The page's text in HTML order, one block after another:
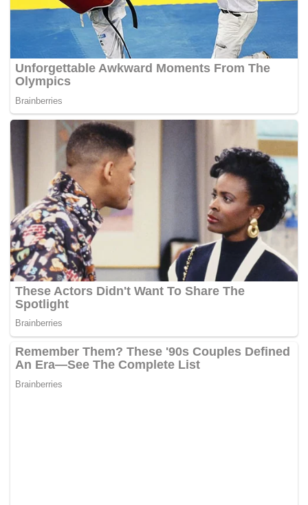
ekonomi digital.
“Saya mendapat maklum Tuanku Raja Perlis memang
sangat berminat bukan saja soal kesalinghubungan,
tetapi juga kemajuan Perlis dari segi ekonomi digital,”
katanya.
Saifuddin berkata, beliau juga memohon titah nasihat
daripada baginda mengenai perkara yang boleh ditambah
baik di Perlis, terutama hal-hal yang menjadi
tanggungjawab kementerian itu dan agensi di bawahnya. –
BERNAMA
Tags: Ahmad Zahid Hamidi Anwar Ibrahim
rakaman audio